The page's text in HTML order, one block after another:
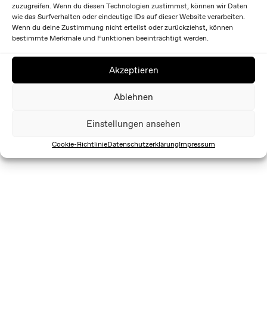
zuzugreifen. Wenn du diesen Technologien zustimmst, können wir Daten
wie das Surfverhalten oder eindeutige IDs auf dieser Website verarbeiten.
Wenn du deine Zustimmung nicht erteilst oder zurückziehst, können
bestimmte Merkmale und Funktionen beeinträchtigt werden.
Akzeptieren
Ablehnen
Einstellungen ansehen
Cookie-RichtlinieDatenschutzerklärungImpressum